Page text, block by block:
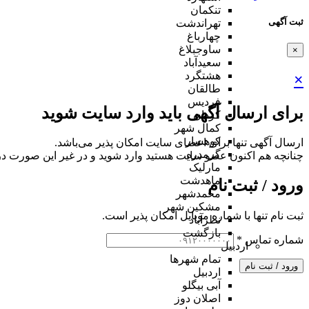
ثبت آگهی
×
×
برای ارسال آگهی باید وارد سایت شوید
ارسال آگهی تنها برای اعضای سایت امکان پذیر می‌باشد.
چنانچه هم‌ اکنون عضو سایت هستید وارد شوید و در غیر این صورت
ورود / ثبت نام
ثبت نام تنها با شماره موبایل امکان پذیر است.
شماره تماس *
ورود / ثبت نام
تنکمان
تهراندشت
چهارباغ
ساوجبلاغ
سعیدآباد
هشتگرد
طالقان
فردیس
کردان
کمال شهر
کوهسار
گرمدره
مارلیک
ماهدشت
محمدشهر
مشکین شهر
نظرآباد
بازگشت
اردبیل
تمام شهر‌ها
اردبیل
آبی بیگلو
اصلان دوز